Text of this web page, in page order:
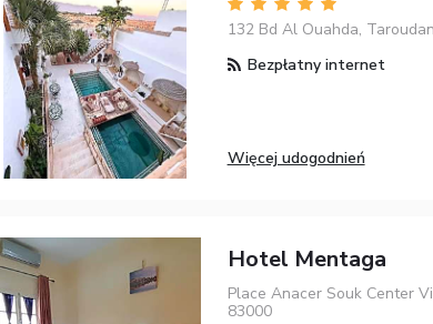
132 Bd Al Ouahda,
Bezpłatny internet
Więcej udogodnień
Hotel Mentaga
Place Anacer Souk Center
83000